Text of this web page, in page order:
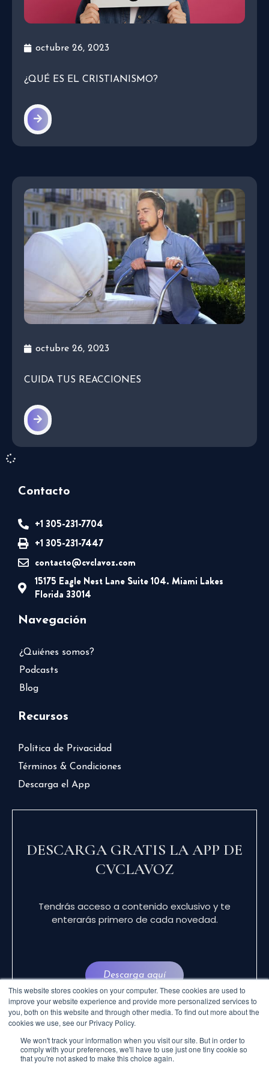
This website stores cookies on your computer. These cookies are used to
improve your website experience and provide more personalized services to
you, both on this website and through other media. To find out more about the
cookies we use, see our Privacy Policy.
We won't track your information when you visit our site. But in order to
comply with your preferences, we'll have to use just one tiny cookie so
that you're not asked to make this choice again.
octubre 26, 2023
¿QUÉ ES EL CRISTIANISMO?
octubre 26, 2023
CUIDA TUS REACCIONES
Contacto
+1 305-231-7704
+1 305-231-7447
contacto@cvclavoz.com
15175 Eagle Nest Lane Suite 104. Miami Lakes
Florida 33014
Navegación
¿Quiénes somos?
Podcasts
Blog
Recursos
Política de Privacidad
Términos & Condiciones
Descarga el App
DESCARGA GRATIS LA APP DE
CVCLAVOZ
Tendrás acceso a contenido exclusivo y te
enterarás primero de cada novedad.
Descarga aquí